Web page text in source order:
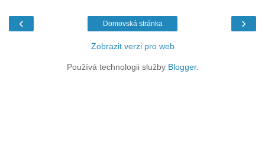
‹ ›
Domovská stránka
Zobrazit verzi pro web
Používá technologii služby Blogger.